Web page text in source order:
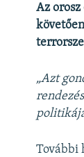
Az
„Azt
További